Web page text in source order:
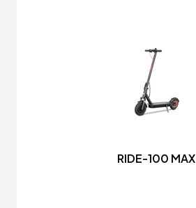
RIDE-100 MAX